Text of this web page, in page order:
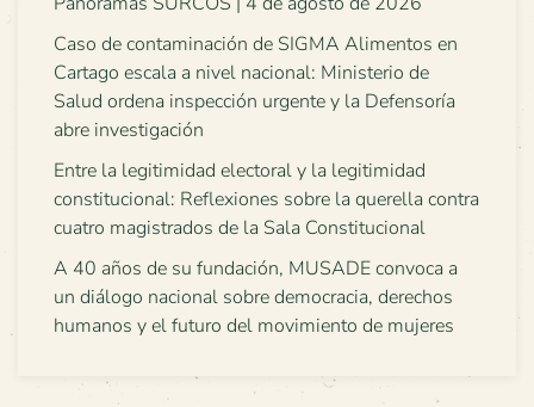
Caso de contaminación de SIGMA Alimentos en
Cartago escala a nivel nacional: Ministerio de
Salud ordena inspección urgente y la Defensoría
abre investigación
Entre la legitimidad electoral y la legitimidad
constitucional: Reflexiones sobre la querella contra
cuatro magistrados de la Sala Constitucional
A 40 años de su fundación, MUSADE convoca a
un diálogo nacional sobre democracia, derechos
humanos y el futuro del movimiento de mujeres